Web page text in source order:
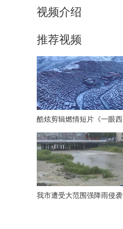
视频介绍
推荐视频
我市遭受大范围强降雨侵袭